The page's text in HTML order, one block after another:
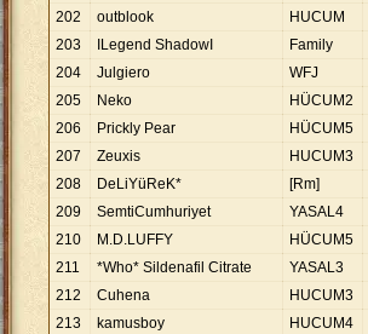
202
outblook HUCUM
203
ILegend ShadowI Family
204
Julgiero WFJ
205
Neko HÜCUM2
206
Prickly Pear HÜCUM5
207
Zeuxis HUCUM3
208
DeLiYüReK* [Rm]
209
SemtiCumhuriyet YASAL4
210
M.D.LUFFY HÜCUM5
211
*Who* Sildenafil Citrate YASAL3
212
Cuhena HUCUM3
213
kamusboy HUCUM4